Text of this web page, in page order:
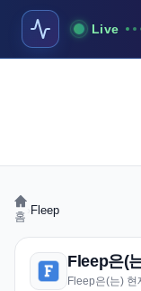
Live
홈 Fleep
Fleep은(
Fleep은(는)